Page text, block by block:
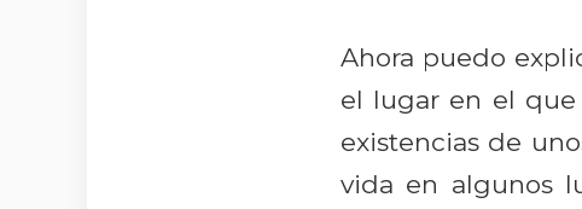
Ahora puedo
el lugar en el que
existencias de
vida en algunos